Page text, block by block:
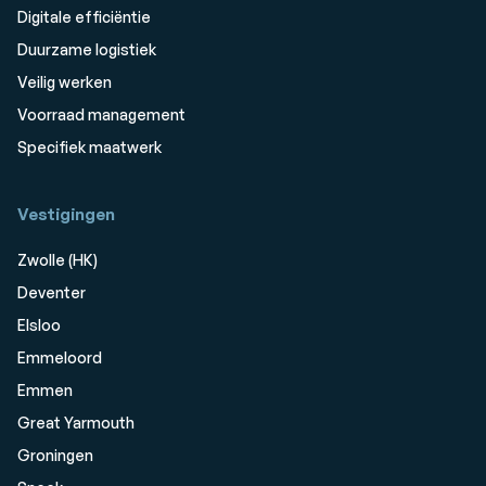
Digitale efficiëntie
Duurzame logistiek
Veilig werken
Voorraad management
Specifiek maatwerk
Vestigingen
Zwolle (HK)
Deventer
Elsloo
Emmeloord
Emmen
Great Yarmouth
Groningen